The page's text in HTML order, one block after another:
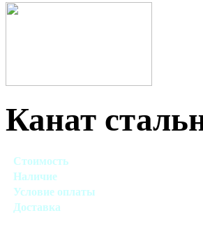
Канат
Стоимость
Наличие
Условие оплаты
Доставка